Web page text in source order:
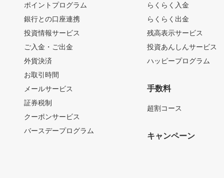
ポイントプログラム
銀行との口座連携
投資情報サービス
ご入金・ご出金
外貨決済
お取引時間
メールサービス
証券税制
クーポンサービス
バースデープログラム
らくらく入金
らくらく出金
残高表示サービス
投資あんしんサービス
ハッピープログラム
手数料
超割コース
キャンペーン